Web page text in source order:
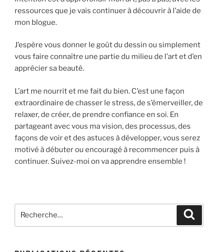
ressources que je vais continuer à découvrir à l’aide de
mon blogue.
J’espère vous donner le goût du dessin ou simplement
vous faire connaître une partie du milieu de l’art et d’en
apprécier sa beauté.
L’art me nourrit et me fait du bien. C’est une façon
extraordinaire de chasser le stress, de s’émerveiller, de
relaxer, de créer, de prendre confiance en soi. En
partageant avec vous ma vision, des processus, des
façons de voir et des astuces à développer, vous serez
motivé à débuter ou encouragé à recommencer puis à
continuer. Suivez-moi on va apprendre ensemble !
pour